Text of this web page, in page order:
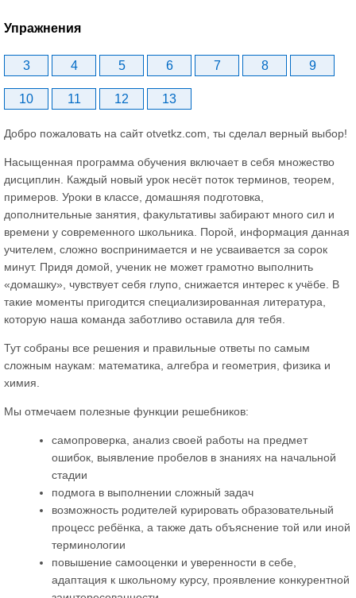
Упражнения
3 4 5 6 7 8 9
10 11 12 13
Добро пожаловать на сайт otvetkz.com, ты сделал верный выбор!
Насыщенная программа обучения включает в себя множество
дисциплин. Каждый новый урок несёт поток терминов, теорем,
примеров. Уроки в классе, домашняя подготовка,
дополнительные занятия, факультативы забирают много сил и
времени у современного школьника. Порой, информация данная
учителем, сложно воспринимается и не усваивается за сорок
минут. Придя домой, ученик не может грамотно выполнить
«домашку», чувствует себя глупо, снижается интерес к учёбе. В
такие моменты пригодится специализированная литература,
которую наша команда заботливо оставила для тебя.
Тут собраны все решения и правильные ответы по самым
сложным наукам: математика, алгебра и геометрия, физика и
химия.
Мы отмечаем полезные функции решебников:
самопроверка, анализ своей работы на предмет
ошибок, выявление пробелов в знаниях на начальной
стадии
подмога в выполнении сложный задач
возможность родителей курировать образовательный
процесс ребёнка, а также дать объяснение той или иной
терминологии
повышение самооценки и уверенности в себе,
адаптация к школьному курсу, проявление конкурентной